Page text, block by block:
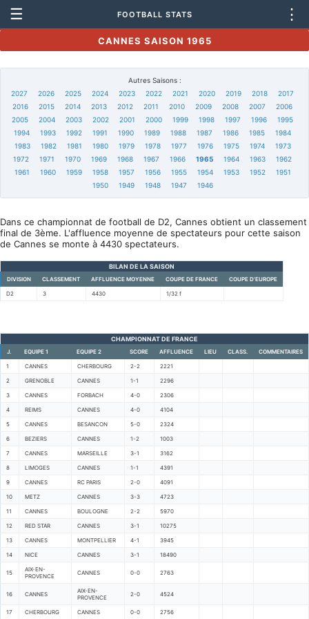
☰ FOOTBALL STATS ⋮
CANNES SAISON 1965
Autres Saisons :
2027
2026 2025 2024 2023 2022 2021 2020 2019 2018
2017
2016
2015 2014 2013 2012 2011 2010 2009 2008 2007
2006
2005
2004 2003 2002 2001 2000 1999 1998 1997 1996
1995
1994
1993 1992 1991 1990 1989 1988 1987 1986 1985
1984
1983
1982 1981 1980 1979 1978 1977 1976 1975 1974
1973
1972
1971 1970 1969 1968 1967 1966 1965 1964 1963
1962
1961
1960 1959 1958 1957 1956 1955 1954 1953 1952
1951
1950
1949 1948 1947 1946
Dans ce championnat de football de D2, Cannes obtient un classement
final de 3ème. L'affluence moyenne de spectateurs pour cette saison
de Cannes se monte à 4430 spectateurs.
BILAN DE LA SAISON
DIVISION CLASSEMENT AFFLUENCE MOYENNE COUPE DE FRANCE COUPE D'EUROPE
D2 3 4430 1/32 f
CHAMPIONNAT DE FRANCE
J. EQUIPE 1 EQUIPE 2 SCORE AFFLUENCE LIEU CLASS. COMMENTAIRES
1 CANNES CHERBOURG 2-2 2221
2 GRENOBLE CANNES 1-1 2296
3 CANNES FORBACH 4-0 2306
4 REIMS CANNES 4-0 4104
5 CANNES BESANCON 5-0 2324
6 BEZIERS CANNES 1-2 1003
7 CANNES MARSEILLE 3-1 3162
8 LIMOGES CANNES 1-1 4391
9 CANNES RC PARIS 2-0 4091
10 METZ CANNES 3-3 4723
11 CANNES BOULOGNE 2-2 5970
12 RED STAR CANNES 3-1 10275
13 CANNES MONTPELLIER 4-1 3945
14 NICE CANNES 3-1 18490
15
AIX-EN-
PROVENCE
CANNES 0-0 2763
16 CANNES
AIX-EN-
PROVENCE
2-0 4524
17 CHERBOURG CANNES 0-0 2756